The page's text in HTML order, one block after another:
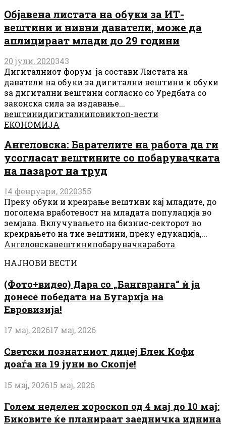
Објавена листата на обуки за ИТ-
вештини и нивни даватели, може да
аплицираат млади до 29 години
20 јули, 2020343
Дигиталниот форум ја состави Листата на
даватели на обуки за дигитални вештини и обуки
за дигитални вештини согласно со Уредбата со
законска сила за издавање...
вештинидигиталниповиктоп-вести
ЕКОНОМИЈА
Ангеловска: Барателите на работа да ги
усогласат вештините со побарувачката
на пазарот на труд
14 февруари, 2020355
Преку обуки и креирање вештини кај младите, до
поголема вработеност на младата популација во
земјава. Вклучувањето на бизнис-секторот во
креирањето на тие вештини, преку едукација,...
Ангеловскавештинипобарувачкаработа
НАЈНОВИ ВЕСТИ
(Фото+видео) Дара со „Бангаранга“ ѝ ја
донесе победата на Бугарија на
Евровизија!
17 мај, 202617 мај, 2026
Светски познатниот диџеј Блек Кофи
доаѓа на 19 јуни во Скопје!
15 мај, 202615 мај, 2026
Голем неделен хороскоп од 4 мај до 10 мај:
Биковите ќе планираат заедничка иднина